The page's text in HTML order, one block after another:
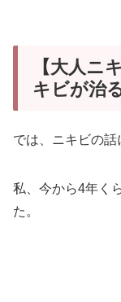
【大人ニ
キビが治
では、ニキビの話
私、今から4年く
た。